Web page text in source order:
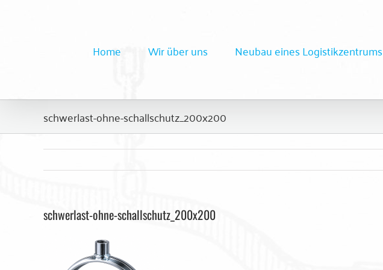
Home Wir über uns Neubau eines Logistikzentrums
schwerlast-ohne-schallschutz_200x200
schwerlast-ohne-schallschutz_200x200